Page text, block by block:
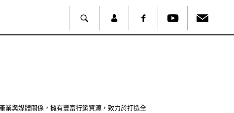
業與媒體關係，擁有豐富行銷資源，致力於打造全